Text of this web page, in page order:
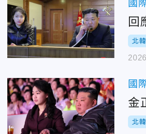
國
回
北韓
國
金
北韓